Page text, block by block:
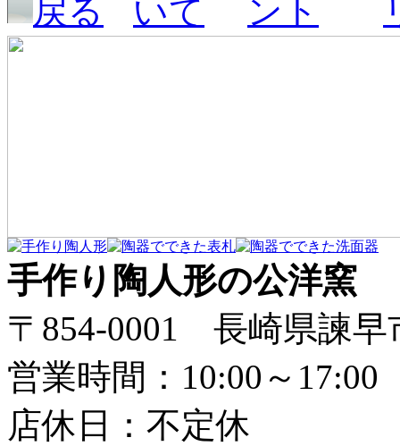
手作り陶人形の公洋窯
〒854-0001 長崎県諫早
営業時間：10:00～17:00
店休日：不定休